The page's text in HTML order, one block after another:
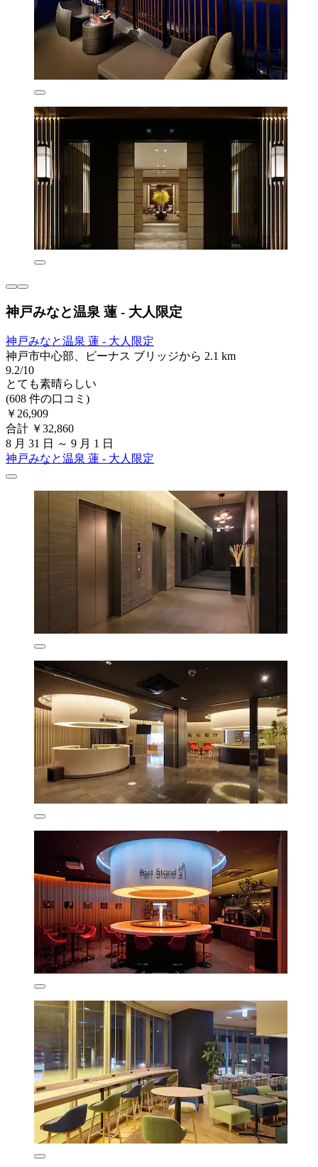
神戸みなと温泉 蓮 - 大人限定
神戸みなと温泉 蓮 - 大人限定
神戸市中心部、ビーナス ブリッジから 2.1 km
9.2/10
とても素晴らしい
(608 件の口コミ)
￥26,909
合計 ￥32,860
8 月 31 日 ～ 9 月 1 日
神戸みなと温泉 蓮 - 大人限定